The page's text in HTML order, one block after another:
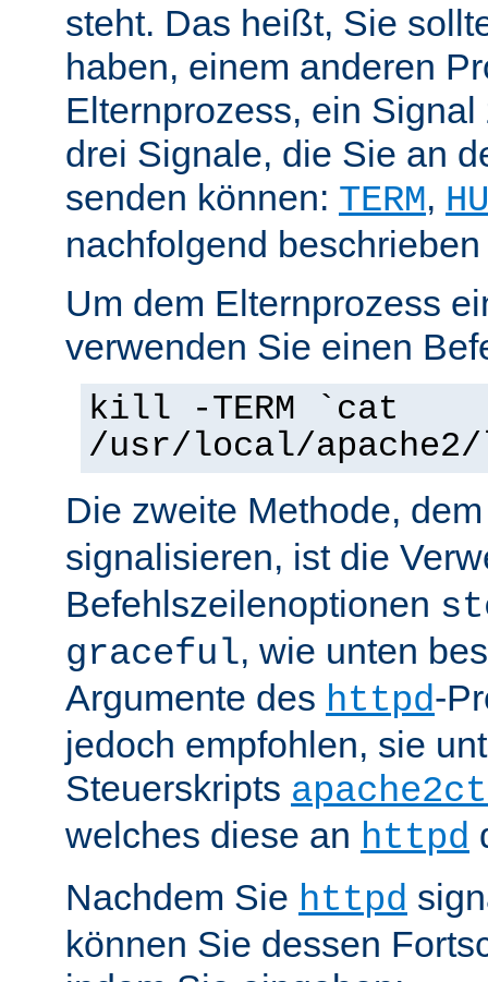
steht. Das heißt, Sie
haben, einem anderen
Elternprozess, ein
drei Signale, die Sie an
senden können: TERM,
nachfolgend
Um dem Elternprozess
verwenden Sie einen
kill -TERM `cat
/usr/local/
Die zweite Methode,
signalisieren, ist die
Befehlszeilenoptionen
graceful, wie unten
Argumente des httpd-
jedoch empfohlen, sie
Steuerskripts
welches diese an httpd
Nachdem Sie httpd
können Sie dessen